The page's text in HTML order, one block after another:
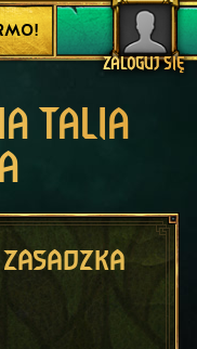
ZALOGUJ SIĘ
TALIA